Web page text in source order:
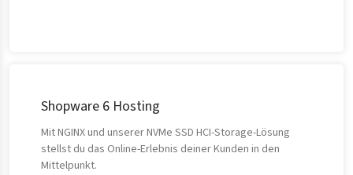
Shopware 6 Hosting
Mit NGINX und unserer NVMe SSD HCI-Storage-Lösung
stellst du das Online-Erlebnis deiner Kunden in den
Mittelpunkt.